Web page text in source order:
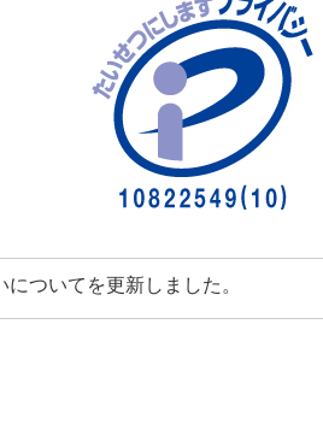
ついてを更新しました。